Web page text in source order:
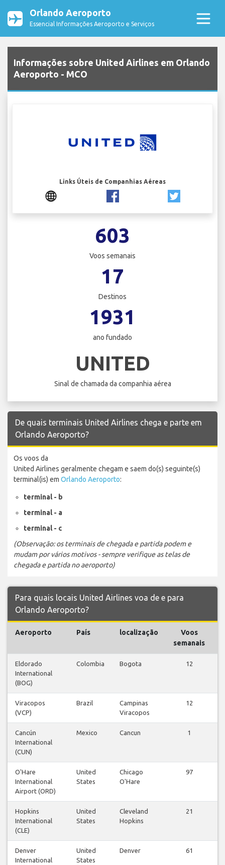
Orlando Aeroporto
Essencial Informações Aeroporto e Serviços
Informações sobre United Airlines em Orlando
Aeroporto - MCO
Links Úteis de Companhias Aéreas
603
Voos semanais
17
Destinos
1931
ano fundado
UNITED
Sinal de chamada da companhia aérea
De quais terminais United Airlines chega e parte em
Orlando Aeroporto?
Os voos da
United Airlines geralmente chegam e saem do(s) seguinte(s)
terminal(is) em Orlando Aeroporto:
terminal - b
terminal - a
terminal - c
(Observação: os terminais de chegada e partida podem e
mudam por vários motivos - sempre verifique as telas de
chegada e partida no aeroporto)
Para quais locais United Airlines voa de e para
Orlando Aeroporto?
Aeroporto País localização
Voos
semanais
Eldorado
International
(BOG)
Colombia Bogota 12
Viracopos
(VCP)
Brazil
Campinas
Viracopos
12
Cancún
International
(CUN)
Mexico Cancun 1
O'Hare
International
Airport (ORD)
United
States
Chicago
O'Hare
97
Hopkins
International
(CLE)
United
States
Cleveland
Hopkins
21
Denver
International
United
States
Denver 61